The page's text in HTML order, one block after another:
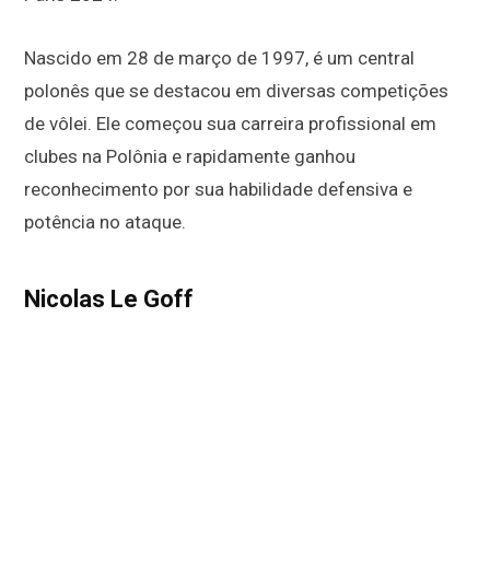
Nascido em 28 de março de 1997, é um central
polonês que se destacou em diversas competições
de vôlei. Ele começou sua carreira profissional em
clubes na Polônia e rapidamente ganhou
reconhecimento por sua habilidade defensiva e
potência no ataque.
Nicolas Le Goff